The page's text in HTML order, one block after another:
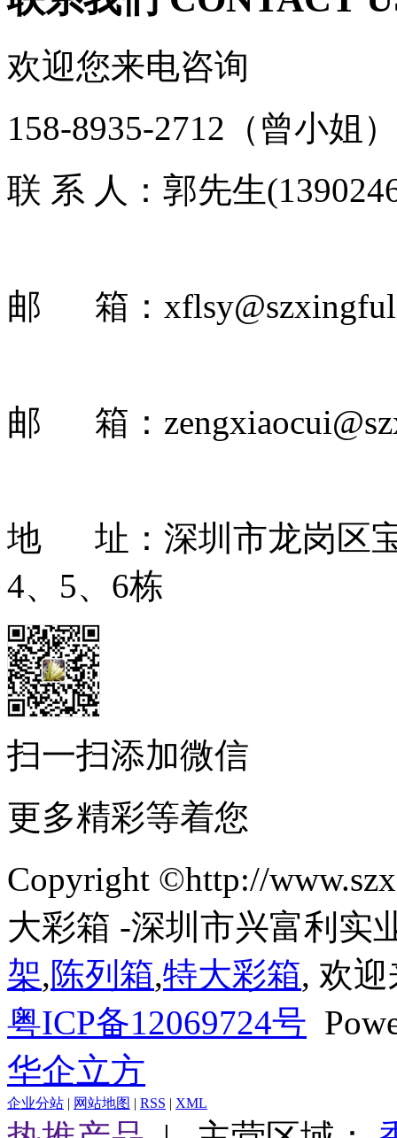
欢迎您来电咨询
158-8935-2712 （曾小姐）
联 系 人：郭先生
邮 箱：
邮 箱：
地 址：深圳市龙岗区
4、5、6栋
扫一扫添加微信
更多精彩等着您
Copyright ©http://
大彩箱 -深圳市兴富利实
架,陈列箱,特大彩箱, 欢
粤ICP备12069724号
华企立方
企业分站 | 网站地图 | RSS | XML